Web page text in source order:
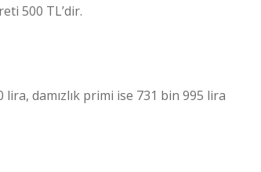
500 TL’dir.
damızlık primi ise 731 bin 995 lira